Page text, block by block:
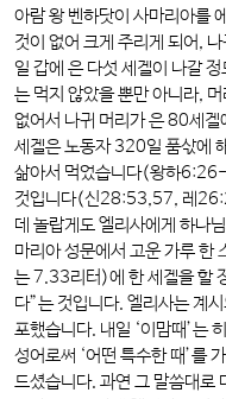
아람 왕 벤하닷이 사마리아를
것이 없어 크게 주리게 되어,
일 갑에 은 다섯 세겔이 나갈
는 먹지 않았을 뿐만 아니라,
없어서 나귀 머리가 은 80세
세겔은 노동자 320일 품삯에
삶아서 먹었습니다(왕하
것입니다(신28:53,57, 레
데 놀랍게도 엘리사에게 하나
마리아 성문에서 고운 가루 한
는 7.33리터)에 한 세겔을 할
다”는 것입니다. 엘리사는 계
포했습니다. 내일 ‘이맘때’는
성어로써 ‘어떤 특수한 때’를
드셨습니다. 과연 그 말씀대로